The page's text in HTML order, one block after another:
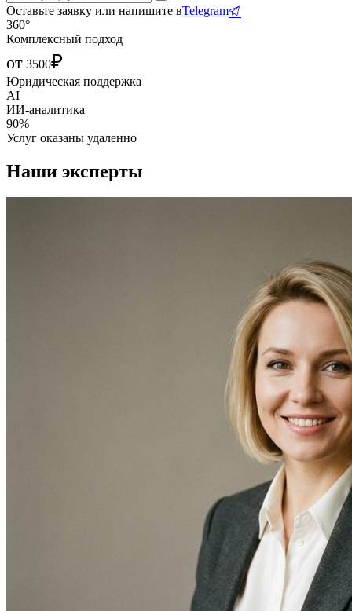
Оставьте заявку или напишите вTelegram
360°
Комплексный подход
от 3500₽
Юридическая поддержка
AI
ИИ-аналитика
90%
Услуг оказаны удаленно
Наши эксперты